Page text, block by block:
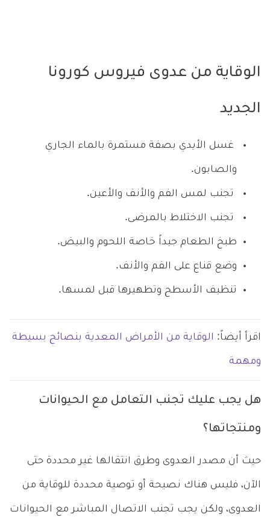
الوقاية من عدوى فيروس كورونا
الجديد
غسل الأيدي بصفة مستمرة بالماء الجاري
والصابون.
تجنب لمس الفم والأنف والأعين.
تجنب الاختلاط بالمرضى.
طبخ الطعام جيداً خاصة اللحوم والبيض.
وضع قناع على الفم والأنف.
تنظيف الأسطح وتطهيرها قبل لمسها.
اقرأ أيضاً: الوقاية من الأمراض المعدية بنصائح بسيطة
ومهمة
هل يجب عليك تجنب التعامل مع الحيوانات
ومنتجاتها؟
حيث أن مصدر العدوى وطرق انتقالها غير محددة حتى
الآن، فليس هناك نصيحة أو توصية محددة للوقاية من
العدوى، ولكن يجب تجنب الاتصال المباشر مع الحيوانات